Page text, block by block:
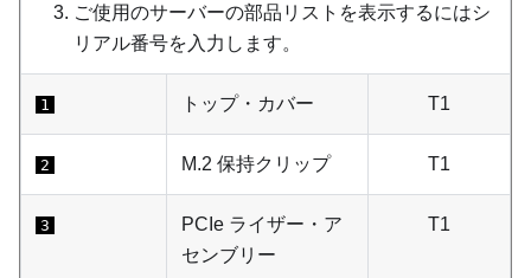
ご使用のサーバーの部品リストを表示するにはシ
リアル番号を入力します。
1 トップ・カバー T1
2 M.2 保持クリップ T1
3
PCIe ライザー・ア
センブリー
T1